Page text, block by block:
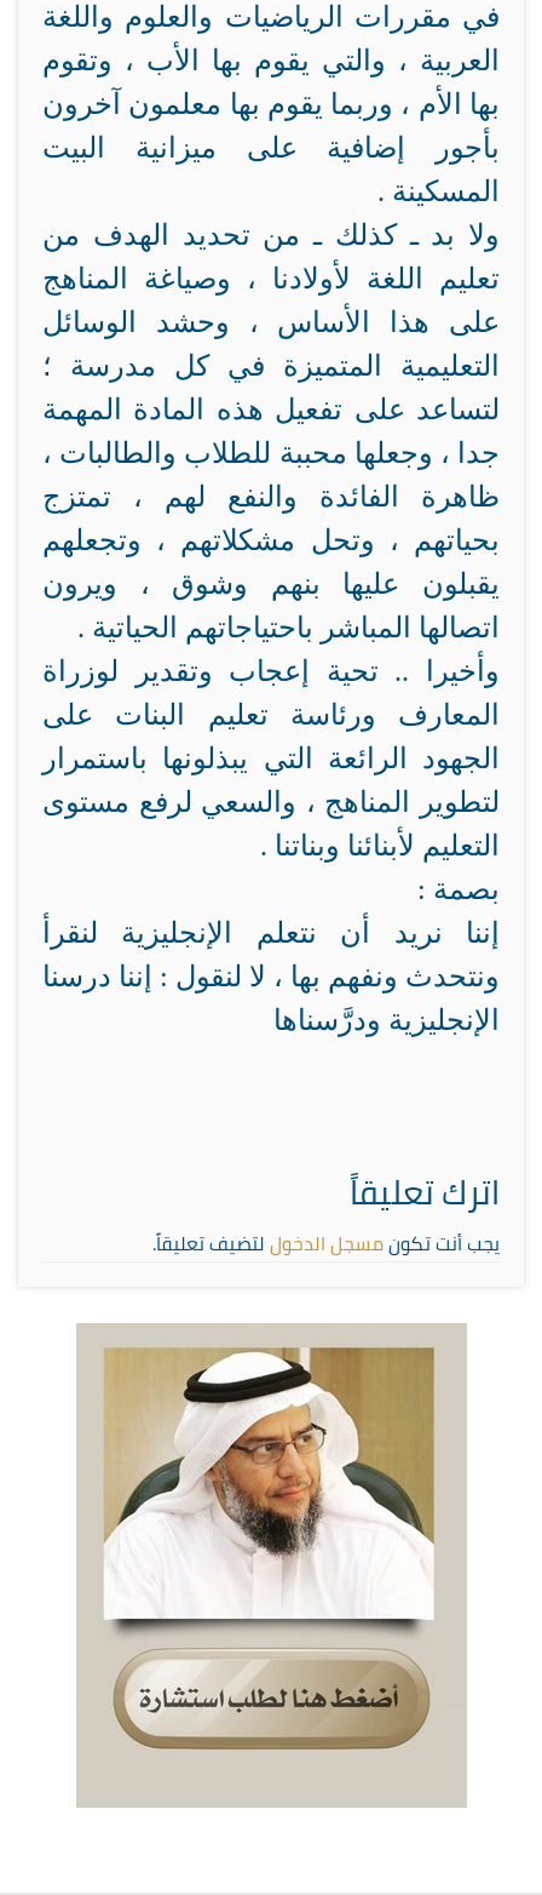
في مقررات الرياضيات والعلوم واللغة
العربية ، والتي يقوم بها الأب ، وتقوم
بها الأم ، وربما يقوم بها معلمون آخرون
بأجور إضافية على ميزانية البيت
المسكينة .
ولا بد ـ كذلك ـ من تحديد الهدف من
تعليم اللغة لأولادنا ، وصياغة المناهج
على هذا الأساس ، وحشد الوسائل
التعليمية المتميزة في كل مدرسة ؛
لتساعد على تفعيل هذه المادة المهمة
جدا ، وجعلها محببة للطلاب والطالبات ،
ظاهرة الفائدة والنفع لهم ، تمتزج
بحياتهم ، وتحل مشكلاتهم ، وتجعلهم
يقبلون عليها بنهم وشوق ، ويرون
اتصالها المباشر باحتياجاتهم الحياتية .
وأخيرا .. تحية إعجاب وتقدير لوزراة
المعارف ورئاسة تعليم البنات على
الجهود الرائعة التي يبذلونها باستمرار
لتطوير المناهج ، والسعي لرفع مستوى
التعليم لأبنائنا وبناتنا .
بصمة :
إننا نريد أن نتعلم الإنجليزية لنقرأ
ونتحدث ونفهم بها ، لا لنقول : إننا درسنا
الإنجليزية ودرَّسناها
اترك تعليقاً
يجب أنت تكونمسجل الدخوللتضيف تعليقاً.